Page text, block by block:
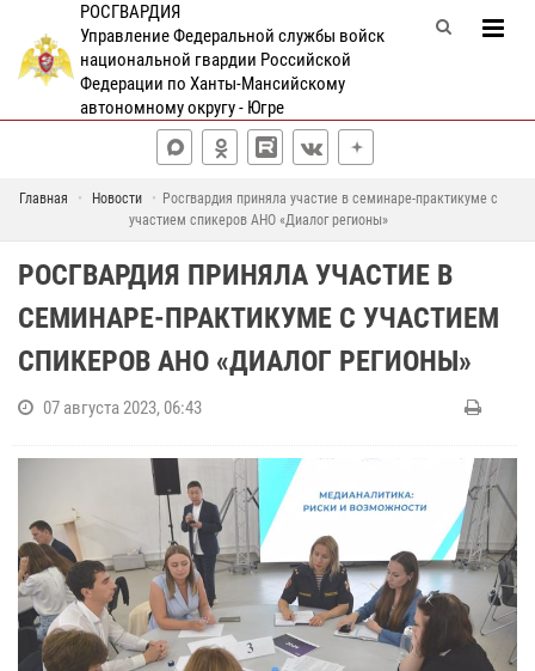
РОСГВАРДИЯ
Управление Федеральной службы войск
национальной гвардии Российской
Федерации по Ханты-Мансийскому
автономному округу - Югре
Главная Новости
Росгвардия приняла участие в семинаре-практикуме с
участием спикеров АНО «Диалог регионы»
РОСГВАРДИЯ ПРИНЯЛА УЧАСТИЕ В
СЕМИНАРЕ-ПРАКТИКУМЕ С УЧАСТИЕМ
СПИКЕРОВ АНО «ДИАЛОГ РЕГИОНЫ»
07 августа 2023, 06:43